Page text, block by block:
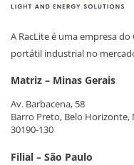
A RacLite é uma empresa
portátil industrial no
Matriz – Minas Gerais
Av. Barbacena, 58
Barro Preto, Belo Horizonte,
30190-130
Filial – São Paulo